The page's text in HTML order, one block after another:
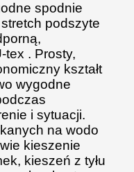
spodnie
podszyte
tex . Prosty,
kształt
wygodne
i sytuacji.
na wodo
kieszenie
kieszeń z tyłu